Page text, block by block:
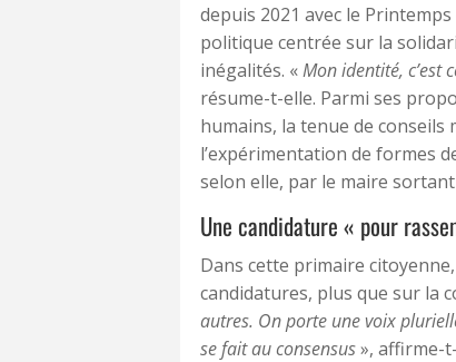
depuis 2021 avec le
politique centrée sur la
inégalités. «Mon identité, c’est
résume-t-elle. Parmi ses
humains, la tenue de conseils
l’expérimentation de formes
selon elle, par le maire
Une candidature « pour
Dans cette primaire
candidatures, plus que sur la
autres. On porte une voix
se fait au consensus», affirme-